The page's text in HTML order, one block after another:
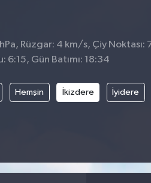
Rüzgar: 4 km/s, Çiy Noktası:
6:15, Gün Batımı: 18:34
Hemşin İkizdere İyidere